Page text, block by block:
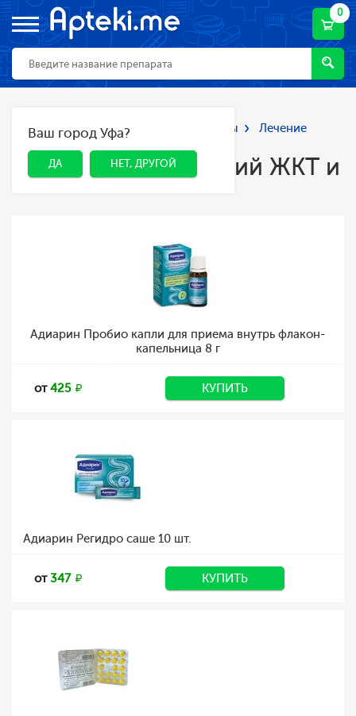
0
ДА НЕТ, ДРУГОЙ
Ваш город Уфа?
ДА НЕТ, ДРУГОЙ
Главная Каталог Лекарства и БАДы
Лечение
заболеваний ЖКТ и печени
Лечение заболеваний ЖКТ и
печени
Адиарин Пробио капли для приема внутрь флакон-
капельница 8 г
от425 КУПИТЬ
Адиарин Регидро саше 10 шт.
от347 КУПИТЬ